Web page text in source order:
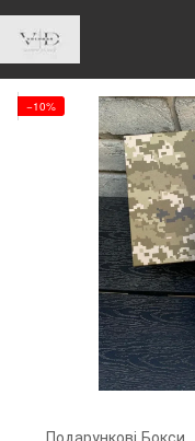
−10%
Подарункові Бокси